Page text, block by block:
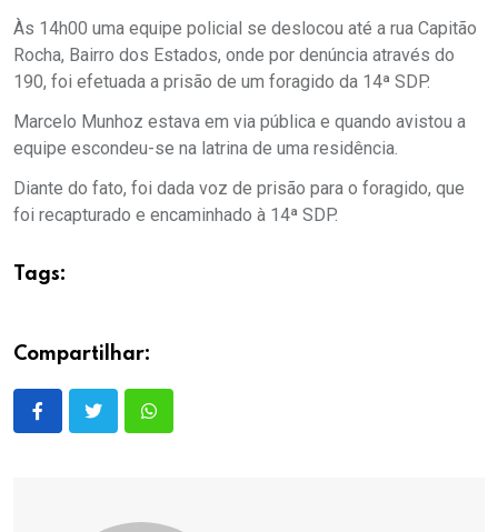
Às 14h00 uma equipe policial se deslocou até a rua Capitão
Rocha, Bairro dos Estados, onde por denúncia através do
190, foi efetuada a prisão de um foragido da 14ª SDP.
Marcelo Munhoz estava em via pública e quando avistou a
equipe escondeu-se na latrina de uma residência.
Diante do fato, foi dada voz de prisão para o foragido, que
foi recapturado e encaminhado à 14ª SDP.
Tags:
Compartilhar: